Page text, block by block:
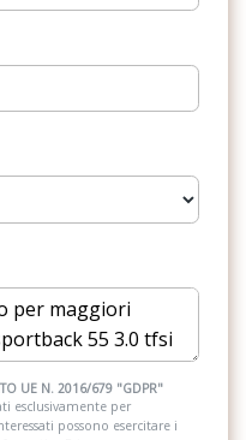
con inserto in alluminio
UE N. 2016/679 "GDPR"
esclusivamente per
possono esercitare i